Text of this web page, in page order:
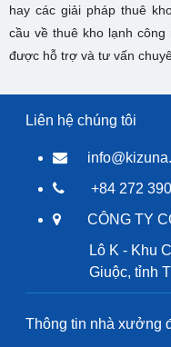
hay các giải pháp thuê
cầu về thuê kho lạnh
được hỗ trợ và tư vấn
Liên hệ chúng tôi
+84 272
CÔNG TY
Lô K - Khu
Giuộc, tỉnh
Thông tin nhà xưởng